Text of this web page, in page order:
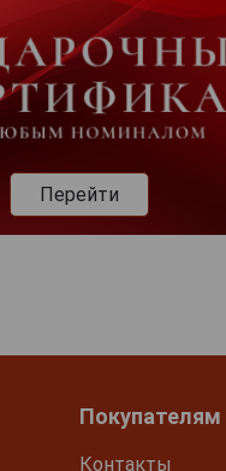
Перейти
Покупателям
Контакты